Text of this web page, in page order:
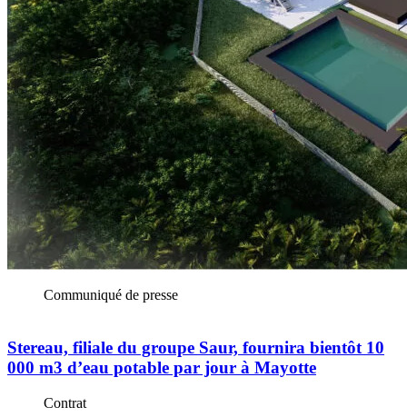
Communiqué de presse
Stereau, filiale du groupe Saur, fournira bientôt 10
000 m3 d’eau potable par jour à Mayotte
Contrat